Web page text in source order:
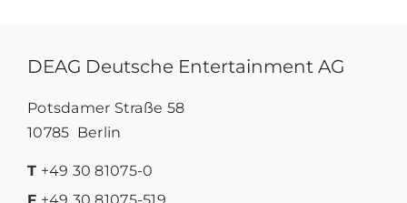
DEAG Deutsche Entertainment AG
Potsdamer Straße 58
10785 Berlin
T +49 30 81075-0